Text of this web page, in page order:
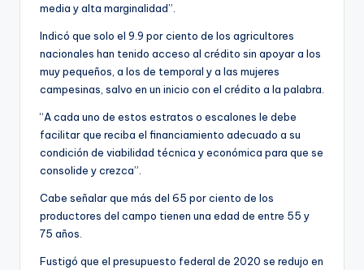
media y alta marginalidad”.
Indicó que solo el 9.9 por ciento de los agricultores
nacionales han tenido acceso al crédito sin apoyar a los
muy pequeños, a los de temporal y a las mujeres
campesinas, salvo en un inicio con el crédito a la palabra.
“A cada uno de estos estratos o escalones le debe
facilitar que reciba el financiamiento adecuado a su
condición de viabilidad técnica y económica para que se
consolide y crezca”.
Cabe señalar que más del 65 por ciento de los
productores del campo tienen una edad de entre 55 y
75 años.
Fustigó que el presupuesto federal de 2020 se redujo en